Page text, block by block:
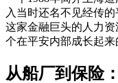
入当时还名不见经传
这家金融巨头的人力
个在平安内部成长起来
从船厂到保险